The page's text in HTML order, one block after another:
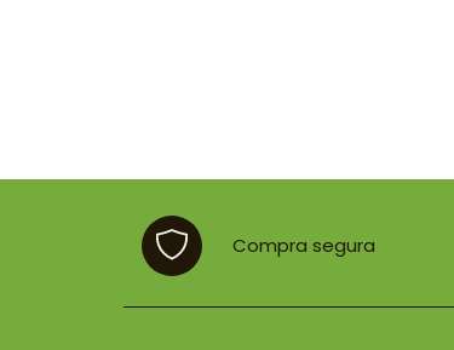
Compra segura